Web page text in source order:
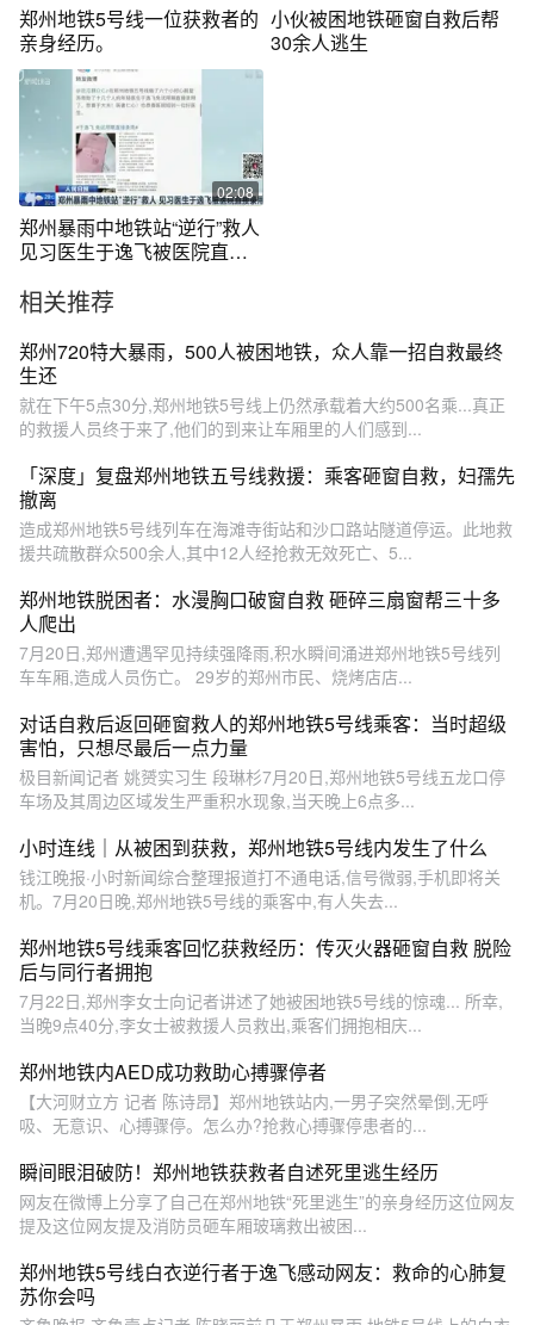
郑州地铁5号线一位获救者的
亲身经历。
小伙被困地铁砸窗自救后帮
30余人逃生
02:08
郑州暴雨中地铁站“逆行”救人
见习医生于逸飞被医院直接
相关推荐
郑州720特大暴雨，500人被困地铁，众人靠一招自救最终
生还
就在下午5点30分,郑州地铁5号线上仍然承载着大约500名乘...真正
的救援人员终于来了,他们的到来让车厢里的人们感到...
「深度」复盘郑州地铁五号线救援：乘客砸窗自救，妇孺先
撤离
造成郑州地铁5号线列车在海滩寺街站和沙口路站隧道停运。此地救
援共疏散群众500余人,其中12人经抢救无效死亡、5...
郑州地铁脱困者：水漫胸口破窗自救 砸碎三扇窗帮三十多
人爬出
7月20日,郑州遭遇罕见持续强降雨,积水瞬间涌进郑州地铁5号线列
车车厢,造成人员伤亡。 29岁的郑州市民、烧烤店店...
对话自救后返回砸窗救人的郑州地铁5号线乘客：当时超级
害怕，只想尽最后一点力量
极目新闻记者 姚赟实习生 段琳杉7月20日,郑州地铁5号线五龙口停
车场及其周边区域发生严重积水现象,当天晚上6点多...
小时连线｜从被困到获救，郑州地铁5号线内发生了什么
钱江晚报·小时新闻综合整理报道打不通电话,信号微弱,手机即将关
机。7月20日晚,郑州地铁5号线的乘客中,有人失去...
郑州地铁5号线乘客回忆获救经历：传灭火器砸窗自救 脱险
后与同行者拥抱
7月22日,郑州李女士向记者讲述了她被困地铁5号线的惊魂... 所幸,
当晚9点40分,李女士被救援人员救出,乘客们拥抱相庆...
郑州地铁内AED成功救助心搏骤停者
【大河财立方 记者 陈诗昂】郑州地铁站内,一男子突然晕倒,无呼
吸、无意识、心搏骤停。怎么办?抢救心搏骤停患者的...
瞬间眼泪破防！郑州地铁获救者自述死里逃生经历
网友在微博上分享了自己在郑州地铁“死里逃生”的亲身经历这位网友
提及这位网友提及消防员砸车厢玻璃救出被困...
郑州地铁5号线白衣逆行者于逸飞感动网友：救命的心肺复
苏你会吗